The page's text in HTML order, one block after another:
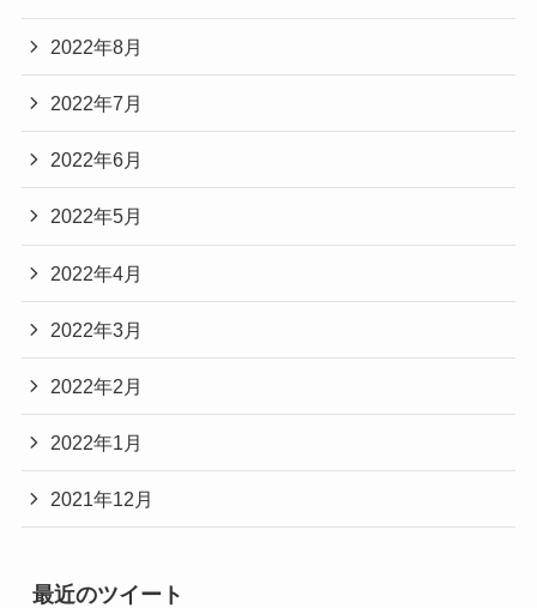
2022年8月
2022年7月
2022年6月
2022年5月
2022年4月
2022年3月
2022年2月
2022年1月
2021年12月
最近のツイート